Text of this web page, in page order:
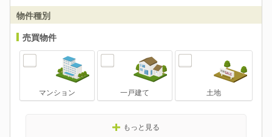
物件種別
売買物件
マンション 一戸建て 土地
もっと見る